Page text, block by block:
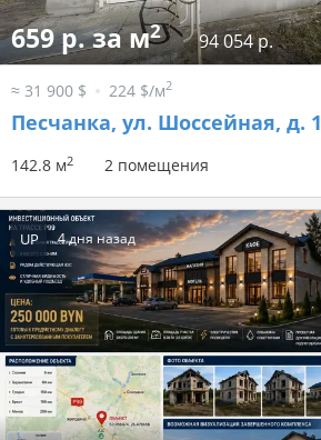
659 р. за м2 94 054 р.
≈ 31 900 $ 224 $/м2
Песчанка, ул. Шоссейная, д. 1
142.8 м2 2 помещения
UP 4 дня назад